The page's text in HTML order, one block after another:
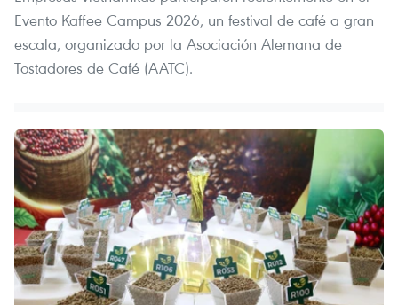
Evento Kaffee Campus 2026, un festival de café a gran
escala, organizado por la Asociación Alemana de
Tostadores de Café (AATC).